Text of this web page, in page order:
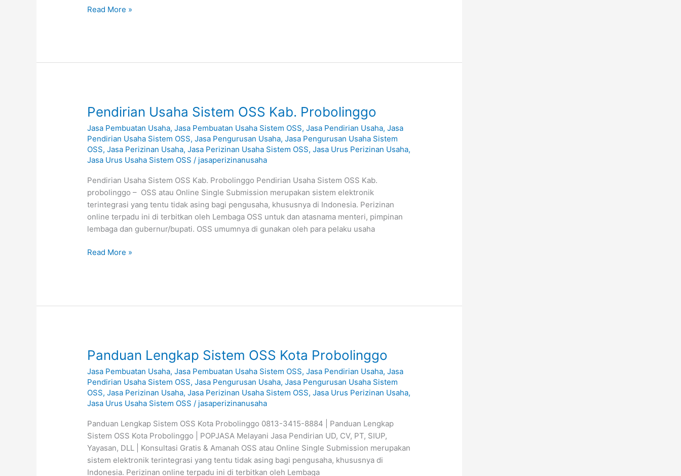
Read More »
Pendirian Usaha Sistem OSS Kab. Probolinggo
Jasa Pembuatan Usaha,Jasa Pembuatan Usaha Sistem OSS,Jasa Pendirian Usaha,Jasa
Pendirian Usaha Sistem OSS,Jasa Pengurusan Usaha,Jasa Pengurusan Usaha Sistem
OSS,Jasa Perizinan Usaha,Jasa Perizinan Usaha Sistem OSS,Jasa Urus Perizinan Usaha,
Jasa Urus Usaha Sistem OSS / jasaperizinanusaha
Pendirian Usaha Sistem OSS Kab. Probolinggo Pendirian Usaha Sistem OSS Kab.
probolinggo – OSS atau Online Single Submission merupakan sistem elektronik
terintegrasi yang tentu tidak asing bagi pengusaha, khususnya di Indonesia. Perizinan
online terpadu ini di terbitkan oleh Lembaga OSS untuk dan atasnama menteri, pimpinan
lembaga dan gubernur/bupati. OSS umumnya di gunakan oleh para pelaku usaha
Pendirian
Sistem
OSS
Kab.
Read More »
Panduan Lengkap Sistem OSS Kota Probolinggo
Jasa Pembuatan Usaha,Jasa Pembuatan Usaha Sistem OSS,Jasa Pendirian Usaha,Jasa
Pendirian Usaha Sistem OSS,Jasa Pengurusan Usaha,Jasa Pengurusan Usaha Sistem
OSS,Jasa Perizinan Usaha,Jasa Perizinan Usaha Sistem OSS,Jasa Urus Perizinan Usaha,
Jasa Urus Usaha Sistem OSS / jasaperizinanusaha
Panduan Lengkap Sistem OSS Kota Probolinggo 0813-3415-8884 | Panduan Lengkap
Sistem OSS Kota Probolinggo | POPJASA Melayani Jasa Pendirian UD, CV, PT, SIUP,
Yayasan, DLL | Konsultasi Gratis & Amanah OSS atau Online Single Submission merupakan
sistem elektronik terintegrasi yang tentu tidak asing bagi pengusaha, khususnya di
Indonesia. Perizinan online terpadu ini di terbitkan oleh Lembaga
Panduan
Sistem
OSS
Kota